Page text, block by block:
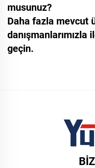
musunuz?
Daha fazla mevcut
danışmanlarımızla
geçin.